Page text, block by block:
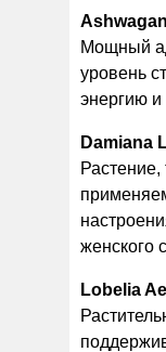
Мощный
уровень
энергию и
Damiana
женского
Lobelia